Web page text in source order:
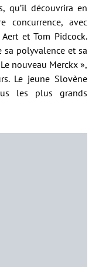
qu’il découvrira en
concurrence, avec
et Tom Pidcock.
sa polyvalence et sa
nouveau Merckx »,
Le jeune Slovène
les plus grands